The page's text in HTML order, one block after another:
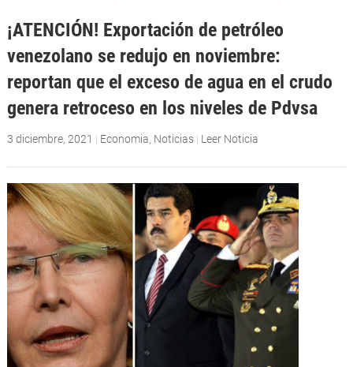
¡ATENCIÓN! Exportación de petróleo
venezolano se redujo en noviembre:
reportan que el exceso de agua en el crudo
genera retroceso en los niveles de Pdvsa
3 diciembre, 2021 | Economia, Noticias | Leer Noticia